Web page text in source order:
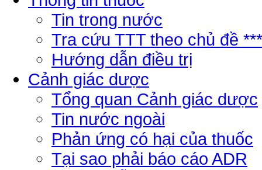
Tin trong nước
Tra cứu TTT theo chủ đề ***
Hướng dẫn điều trị
Cảnh giác dược
Tổng quan Cảnh giác dược
Tin nước ngoài
Phản ứng có hại của thuốc
Tại sao phải báo cáo ADR